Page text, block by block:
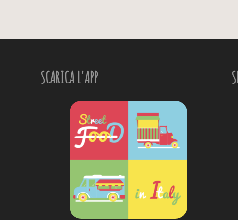
SCARICA L'APP